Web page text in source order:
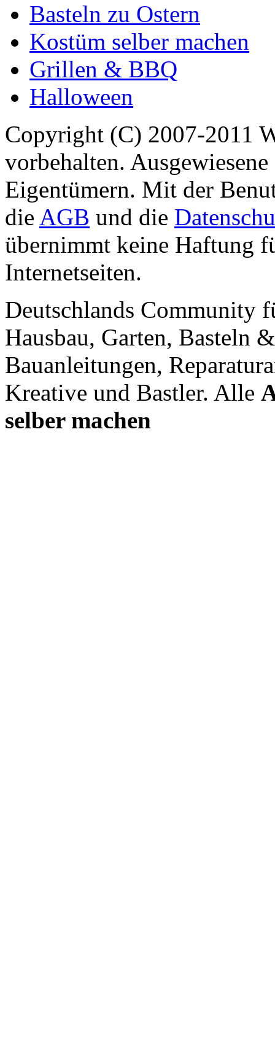
Basteln zu Ostern
Kostüm selber machen
Grillen & BBQ
Halloween
Copyright (C) 2007-2011
vorbehalten.
Eigentümern. Mit der
die AGB und die
übernimmt keine Haftung
Internetseiten.
Deutschlands Community
Hausbau, Garten, Basteln
Bauanleitungen,
Kreative und Bastler. Alle
selber machen